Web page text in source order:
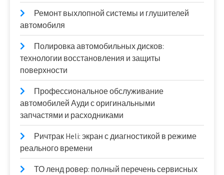
Ремонт выхлопной системы и глушителей
автомобиля
Полировка автомобильных дисков:
технологии восстановления и защиты
поверхности
Профессиональное обслуживание
автомобилей Ауди с оригинальными
запчастями и расходниками
Ричтрак Heli: экран с диагностикой в режиме
реального времени
ТО ленд ровер: полный перечень сервисных